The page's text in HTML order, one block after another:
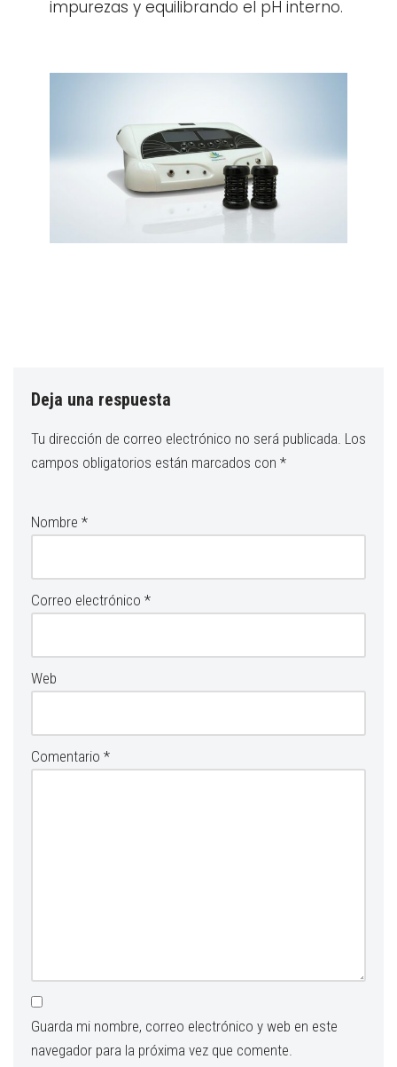
impurezas y equilibrando el pH interno.
Deja una respuesta
Tu dirección de correo electrónico no será publicada. Los
campos obligatorios están marcados con *
Nombre *
Correo electrónico *
Web
Comentario *
Guarda mi nombre, correo electrónico y web en este
navegador para la próxima vez que comente.